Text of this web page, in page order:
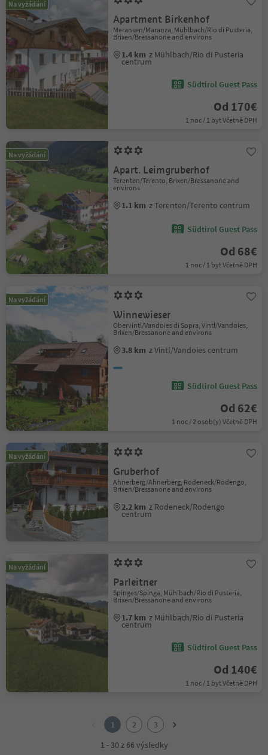
Na vyžádání
Apartment Birkenhof
Meransen/Maranza, Mühlbach/Rio di Pusteria,
Brixen/Bressanone and environs
1.4 km z Mühlbach/Rio di Pusteria
centrum
Südtirol Guest Pass
Od 170€
1 noc / 1 byt Včetně DPH
Na vyžádání
Apart. Leimgruberhof
Terenten/Terento, Brixen/Bressanone and
environs
1.1 km z Terenten/Terento centrum
Südtirol Guest Pass
Od 68€
1 noc / 1 byt Včetně DPH
Na vyžádání
Winnewieser
Obervintl/Vandoies di Sopra, Vintl/Vandoies,
Brixen/Bressanone and environs
3.8 km z Vintl/Vandoies centrum
Südtirol Guest Pass
Od 62€
1 noc / 2 osob(y) Včetně DPH
Na vyžádání
Gruberhof
Ahnerberg/Ahnerberg, Rodeneck/Rodengo,
Brixen/Bressanone and environs
2.2 km z Rodeneck/Rodengo
centrum
Na vyžádání
Parleitner
Spinges/Spinga, Mühlbach/Rio di Pusteria,
Brixen/Bressanone and environs
1.7 km z Mühlbach/Rio di Pusteria
centrum
Südtirol Guest Pass
Od 140€
1 noc / 1 byt Včetně DPH
1 2
3
1 - 30 z 66 výsledky